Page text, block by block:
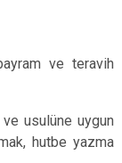
ve teravih
usulüne uygun
hutbe yazma